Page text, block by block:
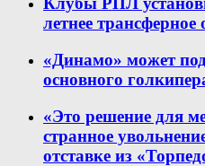
летнее трансферное
«Динамо» может
основного
«Это решение для
странное
отставке из